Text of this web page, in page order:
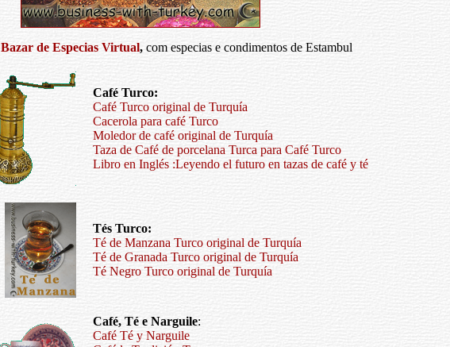
Bazar de Especias Virtual,com especias e condimentos de Estambul
Café Turco:
Café Turco original de Turquía
Cacerola para café Turco
Moledor de café original de Turquía
Taza de Café de porcelana Turca para Café Turco
Libro en Inglés :Leyendo el futuro en tazas de café y té
Tés Turco:
Té de Manzana Turco original de Turquía
Té de Granada Turco original de Turquía
Té Negro Turco original de Turquía
Café, Té e Narguile:
Café Té y Narguile